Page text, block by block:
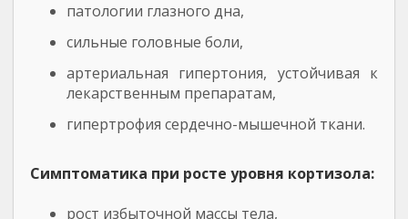
патологии глазного дна,
сильные головные боли,
артериальная гипертония, устойчивая к
лекарственным препаратам,
гипертрофия сердечно-мышечной ткани.
Симптоматика при росте уровня кортизола:
рост избыточной массы тела,